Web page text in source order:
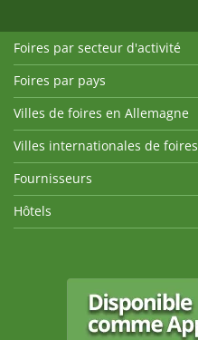
Foires par secteur d'activité
Foires par pays
Villes de foires en Allemagne
Villes internationales de foires
Fournisseurs
Hôtels